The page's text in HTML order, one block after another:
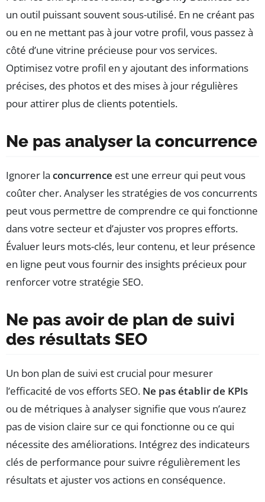
un outil puissant souvent sous-utilisé. En ne créant pas
ou en ne mettant pas à jour votre profil, vous passez à
côté d’une vitrine précieuse pour vos services.
Optimisez votre profil en y ajoutant des informations
précises, des photos et des mises à jour régulières
pour attirer plus de clients potentiels.
Ne pas analyser la concurrence
Ignorer la concurrence est une erreur qui peut vous
coûter cher. Analyser les stratégies de vos concurrents
peut vous permettre de comprendre ce qui fonctionne
dans votre secteur et d’ajuster vos propres efforts.
Évaluer leurs mots-clés, leur contenu, et leur présence
en ligne peut vous fournir des insights précieux pour
renforcer votre stratégie SEO.
Ne pas avoir de plan de suivi
des résultats SEO
Un bon plan de suivi est crucial pour mesurer
l’efficacité de vos efforts SEO. Ne pas établir de KPIs
ou de métriques à analyser signifie que vous n’aurez
pas de vision claire sur ce qui fonctionne ou ce qui
nécessite des améliorations. Intégrez des indicateurs
clés de performance pour suivre régulièrement les
résultats et ajuster vos actions en conséquence.